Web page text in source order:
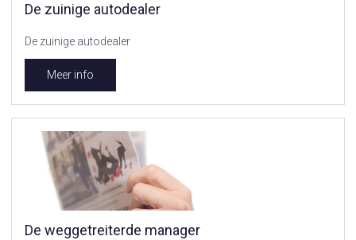
De zuinige autodealer
De zuinige autodealer
Meer info
De weggetreiterde manager